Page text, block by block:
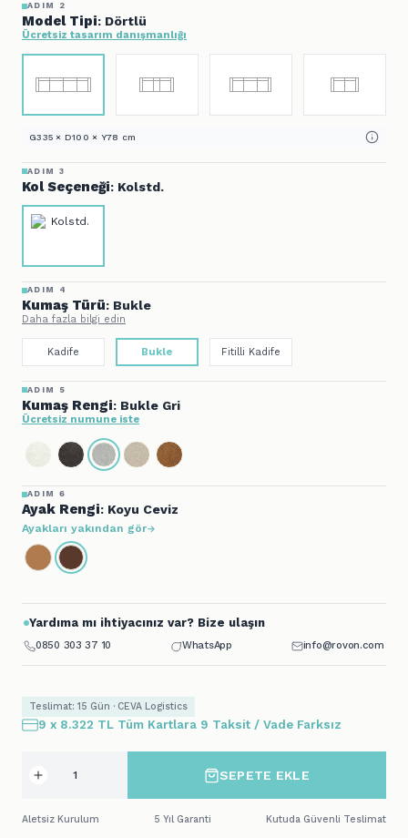
ADIM 2
Model Tipi: Dörtlü
Ücretsiz tasarım danışmanlığı
G335 × D100 × Y78 cm
ADIM 3
Kol Seçeneği: Kolstd.
ADIM 4
Kumaş Türü: Bukle
Daha fazla bilgi edin
Kadife Bukle Fitilli Kadife
ADIM 5
Kumaş Rengi: Bukle Gri
Ücretsiz numune iste
ADIM 6
Ayak Rengi: Koyu Ceviz
Ayakları yakından gör
Yardıma mı ihtiyacınız var? Bize ulaşın
0850 303 37 10 WhatsApp info@rovon.com
Teslimat: 15 Gün · CEVA Logistics
9 x 8.322 TL Tüm Kartlara 9 Taksit / Vade Farksız
SEPETE EKLE
Aletsiz Kurulum 5 Yıl Garanti Kutuda Güvenli Teslimat